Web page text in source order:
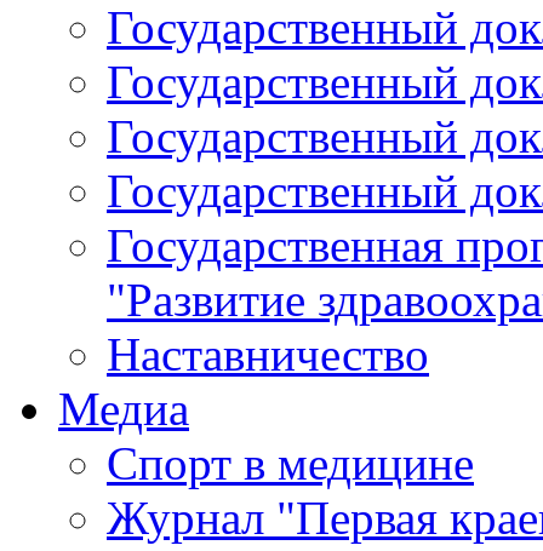
Государственный
Государственный
Государственный
Государственный
Государственная
"Развитие
Наставничество
Медиа
Спорт в медицине
Журнал "Первая